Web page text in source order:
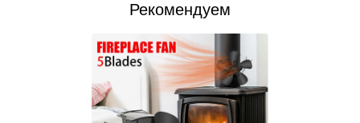
Рекомендуем